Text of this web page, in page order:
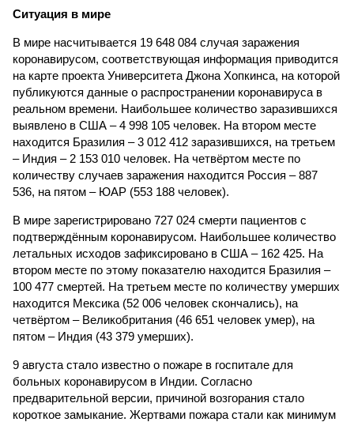
Ситуация в мире
В мире насчитывается 19 648 084 случая заражения
коронавирусом, соответствующая информация приводится
на карте проекта Университета Джона Хопкинса, на которой
публикуются данные о распространении коронавируса в
реальном времени. Наибольшее количество заразившихся
выявлено в США – 4 998 105 человек. На втором месте
находится Бразилия – 3 012 412 заразившихся, на третьем
– Индия – 2 153 010 человек. На четвёртом месте по
количеству случаев заражения находится Россия – 887
536, на пятом – ЮАР (553 188 человек).
В мире зарегистрировано 727 024 смерти пациентов с
подтверждённым коронавирусом. Наибольшее количество
летальных исходов зафиксировано в США – 162 425. На
втором месте по этому показателю находится Бразилия –
100 477 смертей. На третьем месте по количеству умерших
находится Мексика (52 006 человек скончались), на
четвёртом – Великобритания (46 651 человек умер), на
пятом – Индия (43 379 умерших).
9 августа стало известно о пожаре в госпитале для
больных коронавирусом в Индии. Согласно
предварительной версии, причиной возгорания стало
короткое замыкание. Жертвами пожара стали как минимум